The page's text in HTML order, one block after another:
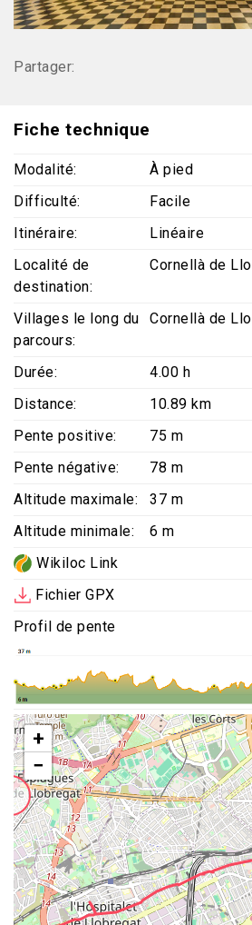
Partager:
Fiche technique
Modalité
À pied
Difficulté
Facile
Itinéraire
Linéaire
Localité de
destination
Cornellà de
Villages le long du
parcours
Cornellà de
Durée
4.00 h
Distance
10.89 km
Pente positive
75 m
Pente négative
78 m
Altitude maximale
37 m
Altitude minimale
6 m
Wikiloc Link
Fichier GPX
Profil de pente
2
+
−